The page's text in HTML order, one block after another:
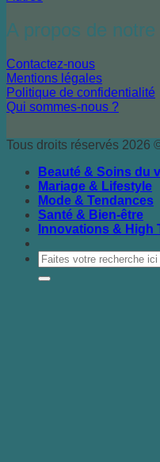
A propos de notre
Contactez-nous
Mentions légales
Politique de confidentialité
Qui sommes-nous ?
Tous droits réservés 2026
Beauté & Soins du
Mariage & Lifestyle
Mode & Tendances
Santé & Bien-être
Innovations & High